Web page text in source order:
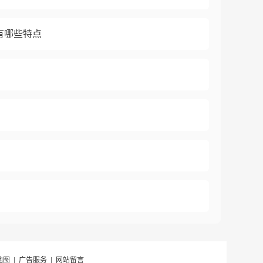
哪些特点
图 | 广告服务 | 网站留言